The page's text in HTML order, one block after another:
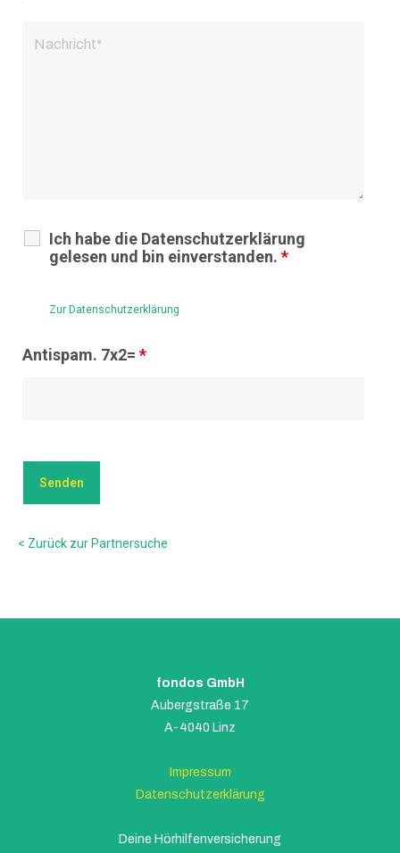
Ich habe die Datenschutzerklärung
gelesen und bin einverstanden. *
Zur Datenschutzerklärung
Antispam. 7x2= *
< Zurück zur Partnersuche
fondos GmbH
Aubergstraße 17
A-4040 Linz
Impressum
Datenschutzerklärung
Deine Hörhilfenversicherung